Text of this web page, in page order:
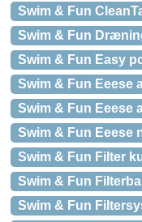
Swim & Fun
Swim & Fun
Swim & Fun Easy
Swim & Fun Eeese
Swim & Fun Eeese
Swim & Fun Eeese
Swim & Fun Filter
Swim & Fun
Swim & Fun